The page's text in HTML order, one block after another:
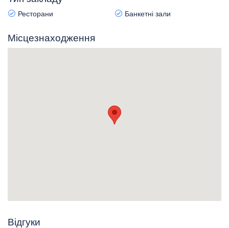
Ресторани Банкетні зали
Місцезнаходження
Відгуки